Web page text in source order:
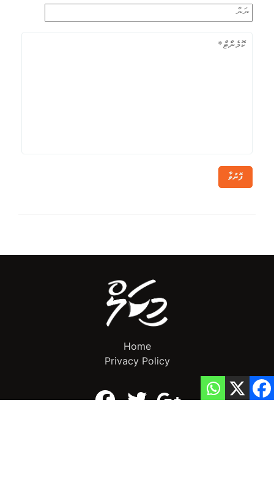
ފޮނުވާ
Home
Privacy Policy